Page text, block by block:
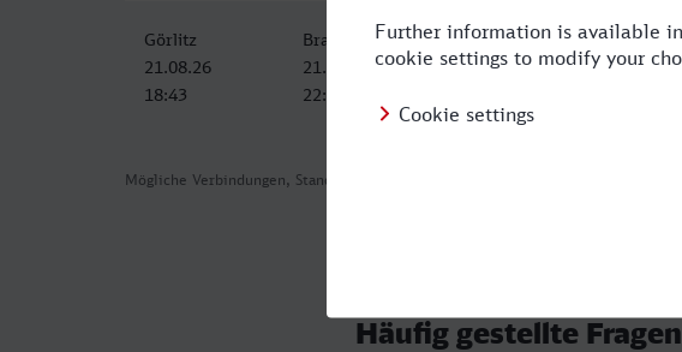
Mögliche Verbindungen, Stand: 2026-08-07 02:35
Görlitz
21.08.26
18:43
Brandenburg Hbf
21.08.26
22:55
4:12
Häufig gestellte Fragen